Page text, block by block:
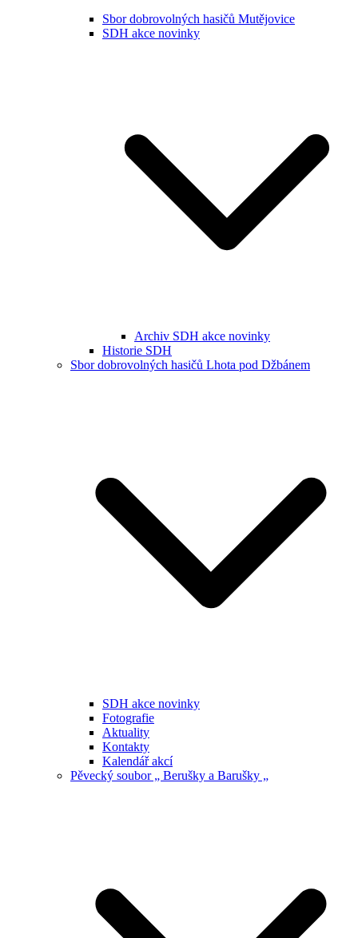
Sbor dobrovolných hasičů Mutějovice
SDH akce novinky
Archiv SDH akce novinky
Historie SDH
Sbor dobrovolných hasičů Lhota pod Džbánem
SDH akce novinky
Fotografie
Aktuality
Kontakty
Kalendář akcí
Pěvecký soubor „ Berušky a Barušky „